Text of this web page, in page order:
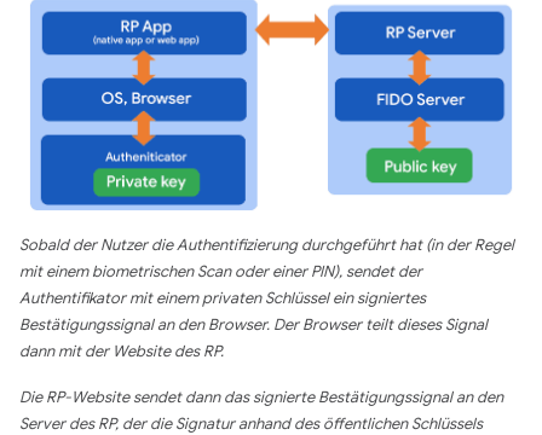
Sobald der Nutzer die Authentifizierung durchgeführt hat (in der Regel
mit einem biometrischen Scan oder einer PIN), sendet der
Authentifikator mit einem privaten Schlüssel ein signiertes
Bestätigungssignal an den Browser. Der Browser teilt dieses Signal
dann mit der Website des RP.
Die RP-Website sendet dann das signierte Bestätigungssignal an den
Server des RP, der die Signatur anhand des öffentlichen Schlüssels